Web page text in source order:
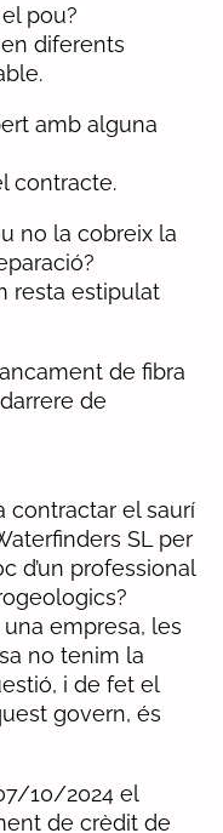
pou?
diferents
amb alguna
contracte.
no la cobreix la
resta estipulat
de fibra
de
contractar el saurí
SL per
d’un professional
una empresa, les
no tenim la
i de fet el
govern, és
10/2024 el
de crèdit de